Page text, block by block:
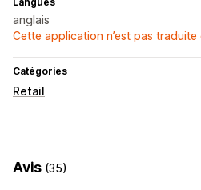
anglais
Cette application n’est pas traduite
Catégories
Retail
Avis (35)